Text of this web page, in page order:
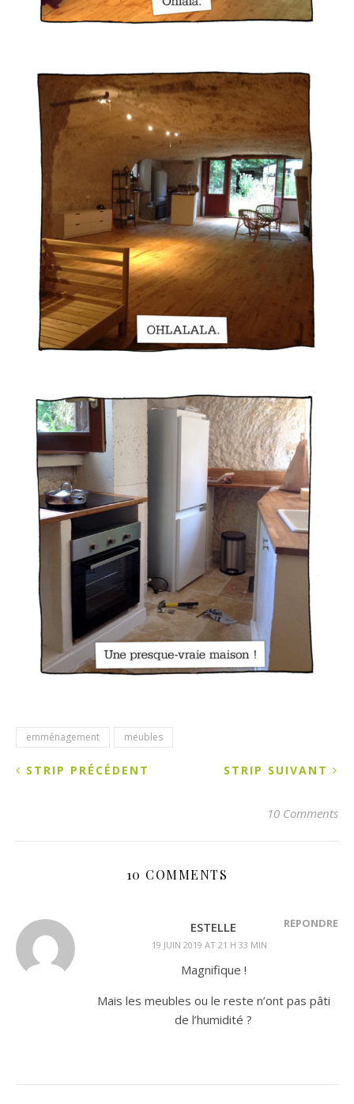
emménagement meubles
STRIP SUIVANT
STRIP PRÉCÉDENT
10 Comments
10 COMMENTS
ESTELLE
19 JUIN 2019 AT 21 H 33 MIN
RÉPONDRE
Magnifique !
Mais les meubles ou le reste n’ont pas pâti
de l’humidité ?